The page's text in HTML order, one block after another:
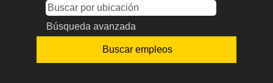
Búsqueda avanzada